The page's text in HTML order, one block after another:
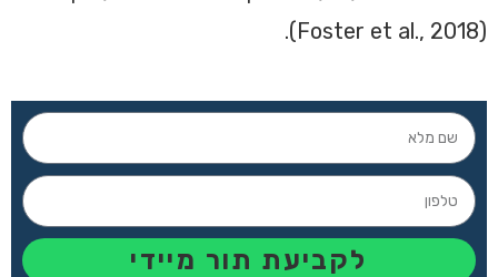
(Foster et al., 2018).
לקביעת תור מיידי